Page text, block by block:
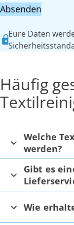
Absenden
Eure Daten
Häufig
Welche
werden?
Gibt es
Wie